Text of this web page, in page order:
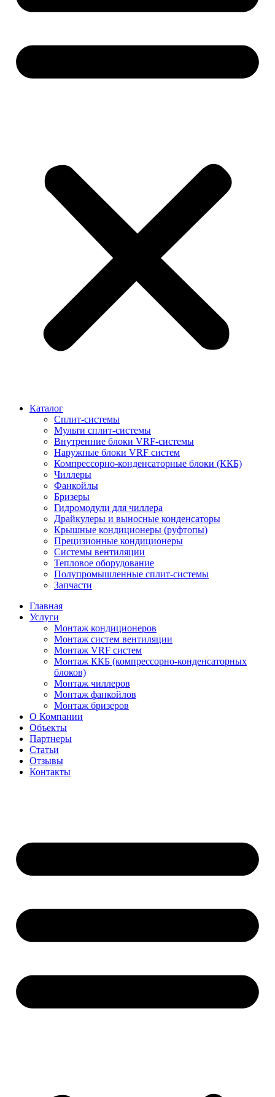
Каталог
Сплит-системы
Мульти сплит-системы
Внутренние блоки VRF-cистемы
Наружные блоки VRF cистем
Компрессорно-конденсаторные блоки (ККБ)
Чиллеры
Фанкойлы
Бризеры
Гидромодули для чиллера
Драйкулеры и выносные конденсаторы
Крышные кондиционеры (руфтопы)
Прецизионные кондиционеры
Системы вентиляции
Тепловое оборудование
Полупромышленные сплит-системы
Запчасти
Главная
Услуги
Монтаж кондиционеров
Монтаж cистем вентиляции
Монтаж VRF систем
Монтаж ККБ (компрессорно-конденсаторных
блоков)
Монтаж чиллеров
Монтаж фанкойлов
Монтаж бризеров
О Компании
Объекты
Партнеры
Статьи
Отзывы
Контакты